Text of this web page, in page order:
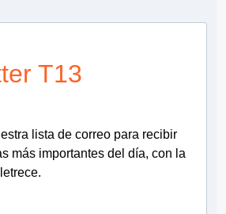
T13
lista de correo para recibir
más importantes del día, con la